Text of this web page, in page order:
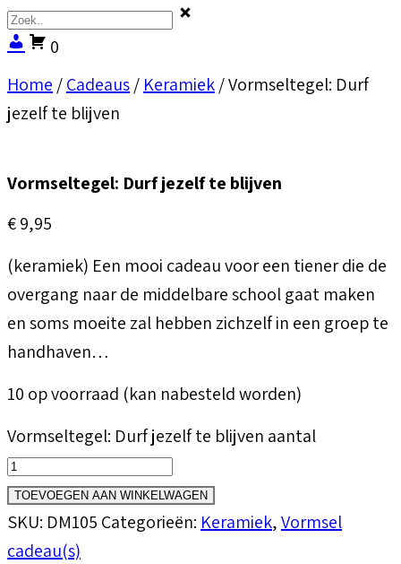
0
Home /Cadeaus/ Keramiek/ Vormseltegel: Durf
jezelf te blijven
Vormseltegel: Durf jezelf te blijven
€9,95
(keramiek) Een mooi cadeau voor een tiener die de
overgang naar de middelbare school gaat maken
en soms moeite zal hebben zichzelf in een groep te
handhaven…
10 op voorraad (kan nabesteld worden)
Vormseltegel: Durf jezelf te blijven aantal
TOEVOEGEN AAN WINKELWAGEN
SKU: DM105 Categorieën: Keramiek,Vormsel
cadeau(s)